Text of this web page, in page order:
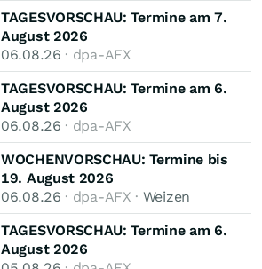
TAGESVORSCHAU: Termine am 7.
August 2026
06.08.26 · dpa-AFX
TAGESVORSCHAU: Termine am 6.
August 2026
06.08.26 · dpa-AFX
WOCHENVORSCHAU: Termine bis
19. August 2026
06.08.26 · dpa-AFX · Weizen
TAGESVORSCHAU: Termine am 6.
August 2026